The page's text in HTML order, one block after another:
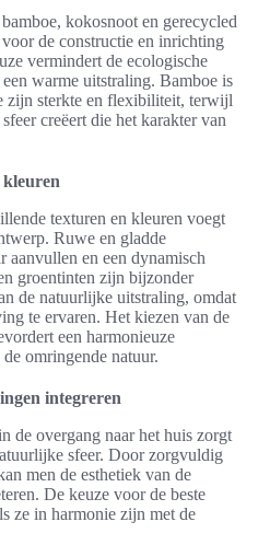
kokosnoot en gerecycled
de constructie en inrichting
vermindert de ecologische
warme uitstraling. Bamboe is
zijn sterkte en flexibiliteit, terwijl
creëert die het karakter van
kleuren
texturen en kleuren voegt
Ruwe en gladde
aanvullen en een dynamisch
groentinten zijn bijzonder
de natuurlijke uitstraling, omdat
te ervaren. Het kiezen van de
een harmonieuze
omringende natuur.
integreren
de overgang naar het huis zorgt
sfeer. Door zorgvuldig
men de esthetiek van de
De keuze voor de beste
ze in harmonie zijn met de